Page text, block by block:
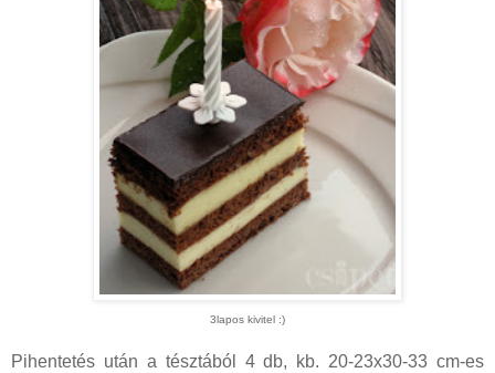
3lapos kivitel :)
Pihentetés után a tésztából 4 db, kb. 20-23x30-33 cm-es